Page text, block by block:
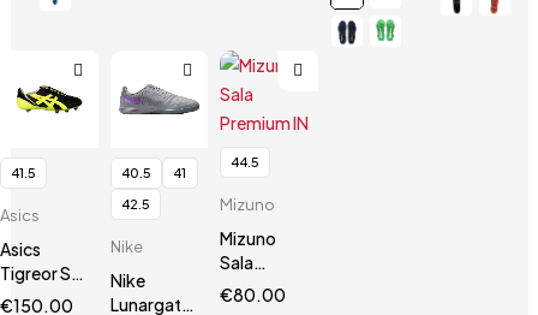
41.5
Asics
Asics
Tigreor ST
Black/Neon
€150.00
40.5
41
42.5
Nike
Nike
Lunargato
44.5
Mizuno
Mizuno
Sala
Premium
€80.00